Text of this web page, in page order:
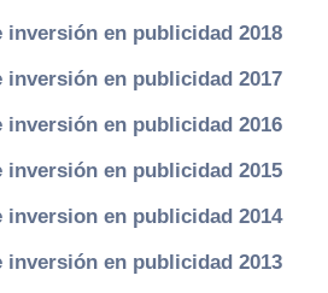
inversión en publicidad 2018
inversión en publicidad 2017
inversión en publicidad 2016
inversión en publicidad 2015
inversion en publicidad 2014
inversión en publicidad 2013